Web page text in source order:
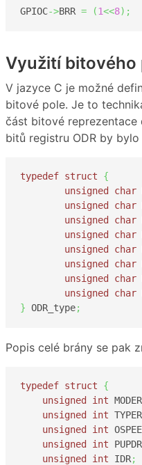
GPIOC->BRR = (1<<8) ;
Využití
V jazyce C je možné
bitové pole. Je to
část bitové reprezentace
bitů registru ODR by
typedef struct
{
unsigned
char
unsigned
char
unsigned
char
unsigned
char
unsigned
char
unsigned
char
unsigned
char
unsigned
char
} ODR_type;
Popis celé brány se pak
typedef struct
{
unsigned
int MODER
unsigned
int TYPER
unsigned
int
unsigned
int PUPDR
unsigned
int IDR;